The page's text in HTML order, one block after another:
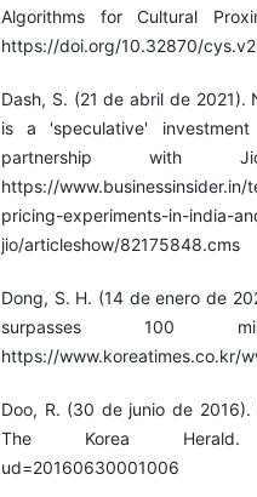
Algorithms for Cultural
https://doi.org/10.32870/
Dash, S. (21 de abril de
is a 'speculative'
partnership with
https://
pricing-experiments-in-india-
jio/articleshow/82175848.cms
Dong, S. H. (14 de enero de
surpasses 100
https://www.koreatimes.co.kr/
Doo, R. (30 de junio de
The Korea Herald.
ud=20160630001006